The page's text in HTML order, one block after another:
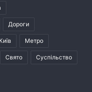
Дороги
Київ Метро
Свято Суспільство